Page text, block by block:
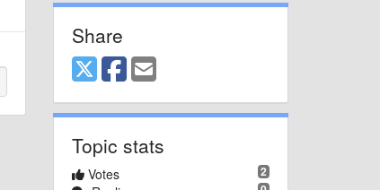
Share
Topic stats
2
Votes